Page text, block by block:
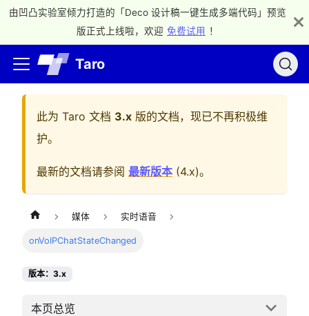
由凹凸实验室倾力打造的「Deco 设计稿一键生成多端代码」预览
版正式上线啦，欢迎 免费试用 ！
Taro
此为 Taro 文档 3.x 版的文档，现已不再积极维
护。
最新的文档请参阅 最新版本 (4.x)。
媒体 实时语音
onVoIPChatStateChanged
版本：3.x
本页总览